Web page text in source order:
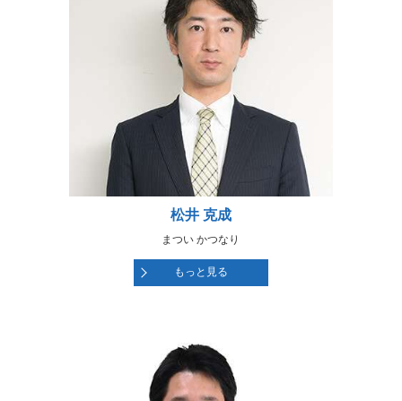
松井 克成
まつい かつなり
もっと見る